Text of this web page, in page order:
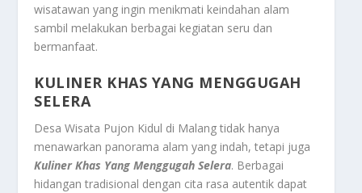
wisatawan yang ingin menikmati keindahan alam
sambil melakukan berbagai kegiatan seru dan
bermanfaat.
KULINER KHAS YANG MENGGUGAH
SELERA
Desa Wisata Pujon Kidul di Malang tidak hanya
menawarkan panorama alam yang indah, tetapi juga
Kuliner Khas Yang Menggugah Selera. Berbagai
hidangan tradisional dengan cita rasa autentik dapat